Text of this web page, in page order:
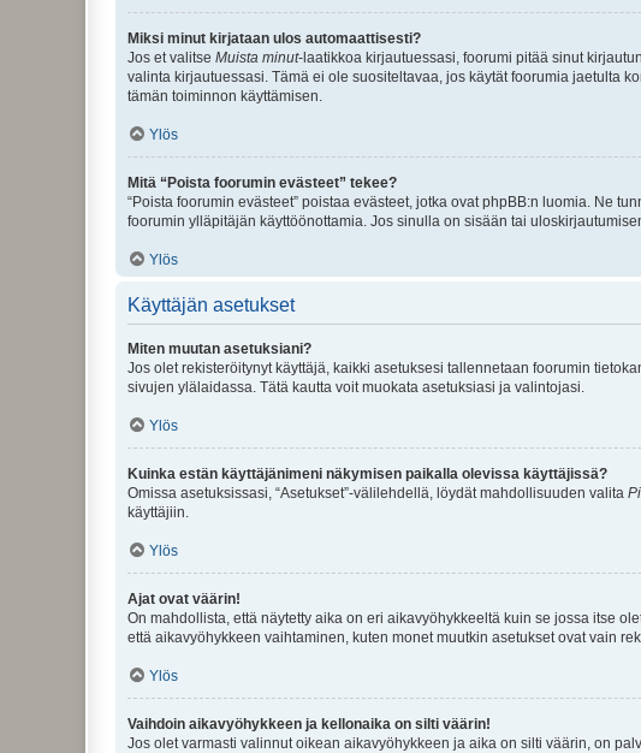
Miksi minut kirjataan ulos automaattisesti?
Jos et valitse Muista minut-laatikkoa kirjautuessasi, foorumi pitää sinut
valinta kirjautuessasi. Tämä ei ole suositeltavaa, jos käytät foorumia jaetulta
tämän toiminnon käyttämisen.
Ylös
Mitä “Poista foorumin evästeet” tekee?
“Poista foorumin evästeet” poistaa evästeet, jotka ovat phpBB:n luomia. Ne
foorumin ylläpitäjän käyttöönottamia. Jos sinulla on sisään tai
Ylös
Käyttäjän asetukset
Miten muutan asetuksiani?
Jos olet rekisteröitynyt käyttäjä, kaikki asetuksesi tallennetaan foorumin
sivujen ylälaidassa. Tätä kautta voit muokata asetuksiasi ja valintojasi.
Ylös
Kuinka estän käyttäjänimeni näkymisen paikalla olevissa käyttäjissä?
Omissa asetuksissasi, “Asetukset”-välilehdellä, löydät mahdollisuuden valita
käyttäjiin.
Ylös
Ajat ovat väärin!
On mahdollista, että näytetty aika on eri aikavyöhykkeeltä kuin se jossa itse
että aikavyöhykkeen vaihtaminen, kuten monet muutkin asetukset ovat vain
Ylös
Vaihdoin aikavyöhykkeen ja kellonaika on silti väärin!
Jos olet varmasti valinnut oikean aikavyöhykkeen ja aika on silti väärin, on